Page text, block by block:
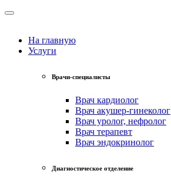
На главную
Услуги
Врачи-специалисты
Врач кардиолог
Врач акушер-гинеколог
Врач уролог, нефролог
Врач терапевт
Врач эндокринолог
Диагностическое отделение